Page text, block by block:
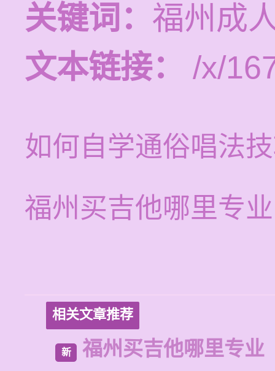
关键词： 福州成
文本链接：
/x/
如何自学通俗唱法
福州买吉他哪里专业
相关文章推荐
新 福州买吉他哪里专业